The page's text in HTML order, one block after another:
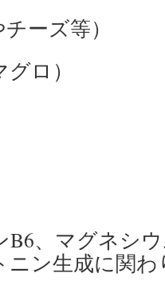
ーズ等）
ロ）
、マグネシ
ニン生成に関わ